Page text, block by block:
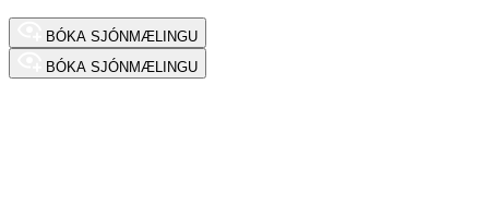
BÓKA SJÓNMÆLINGU
BÓKA SJÓNMÆLINGU